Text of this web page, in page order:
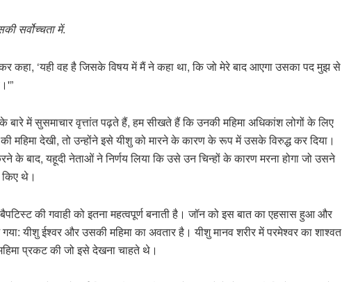
सर्वोच्चता में.
कहा, ‘यही वह है जिसके विषय में मैं ने कहा था, कि जो मेरे बाद आएगा उसका पद मुझ से
में सुसमाचार वृत्तांत पढ़ते हैं, हम सीखते हैं कि उनकी महिमा अधिकांश लोगों के लिए
महिमा देखी, तो उन्होंने इसे यीशु को मारने के कारण के रूप में उसके विरुद्ध कर दिया।
के बाद, यहूदी नेताओं ने निर्णय लिया कि उसे उन चिन्हों के कारण मरना होगा जो उसने
थे।
की गवाही को इतना महत्वपूर्ण बनाती है। जॉन को इस बात का एहसास हुआ और
यीशु ईश्वर और उसकी महिमा का अवतार है। यीशु मानव शरीर में परमेश्वर का शाश्वत
प्रकट की जो इसे देखना चाहते थे।